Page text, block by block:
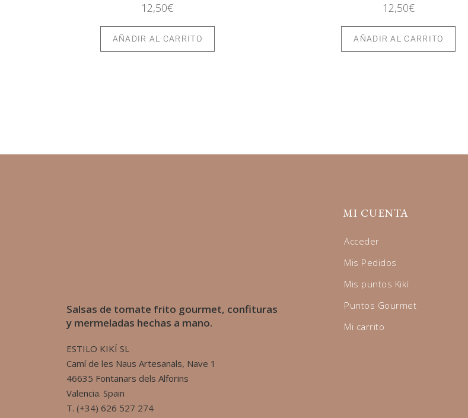
12,50€
AÑADIR AL CARRITO
12,50€
AÑADIR AL CARRITO
Salsas de tomate frito gourmet, confituras
y mermeladas hechas a mano.
ESTILO KIKÍ SL
Camí de les Naus Artesanals, Nave 1
46635 Fontanars dels Alforins
Valencia. Spain
T. (+34) 626 527 274
MI CUENTA
Acceder
Mis Pedidos
Mis puntos Kikí
Puntos Gourmet
Mi carrito